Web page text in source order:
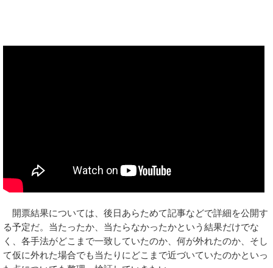
開票結果については、後日あらためて記事などで詳細を公開す
る予定だ。当たったか、当たらなかったかという結果だけでな
く、各手法がどこまで一致していたのか、何が外れたのか、そし
て仮に外れた場合でも当たりにどこまで近づいていたのかといっ